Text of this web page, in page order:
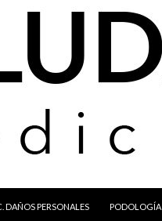
DAÑOS PERSONALES PODOLOGÍA